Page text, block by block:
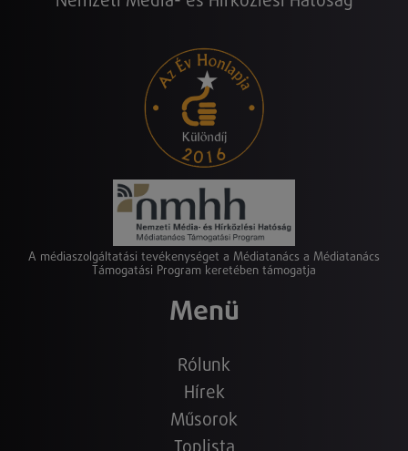
A médiaszolgáltatási tevékenységet a Médiatanács a Médiatanács
Támogatási Program keretében támogatja
Menü
Rólunk
Hírek
Műsorok